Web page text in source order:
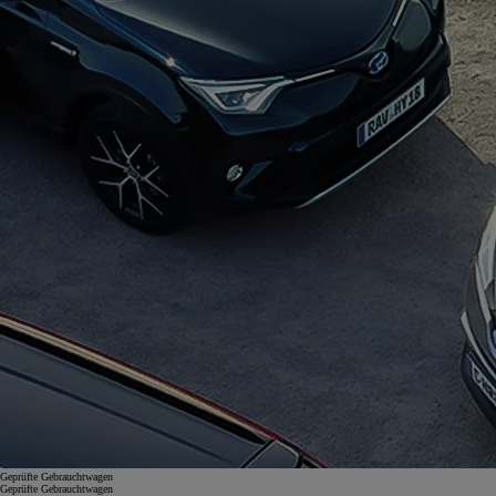
Geprüfte Gebrauchtwagen
Geprüfte Gebrauchtwagen